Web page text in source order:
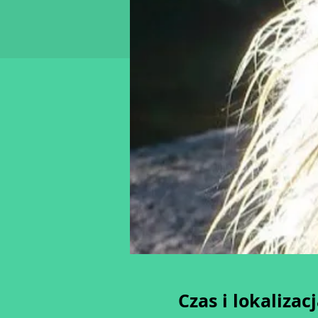
Czas i